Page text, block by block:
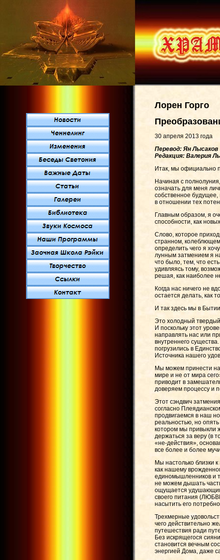
Лорен Горго
30 апреля 2013 года
Перевод: Ян Лысаков
Редакция: Валерия
Итак, мы официально
Начиная с
означать для меня
собственное
в отношении тех
Главным образом, я
способности, как
Слово, которое
странном,
определить чего я
лунным затмением я
что было, тем, что
удивляясь тому,
решая, как наиболее
Когда нас ничего не
остается делать, как
И так здесь мы в
Это холодный
И поскольку этот
направлять нас или
внутреннего
погрузились в
Источника нашего
Мы можем принести
мире и не от мира
приводит в
доверяем процессу и
Этот сэндвич
согласно
продвигаемся в наш
реальностью, но
котором мы привыкли
держаться за веру (в
«не-действия»,
все более и более
Мы настолько близки
как нашему
единомышленников и
не можем дышать
ощущается
своего питания
насытить его
Трехмерные
чего действительно
путешествия ради
Без искрящегося
становится вечным
энергией Дома, даже